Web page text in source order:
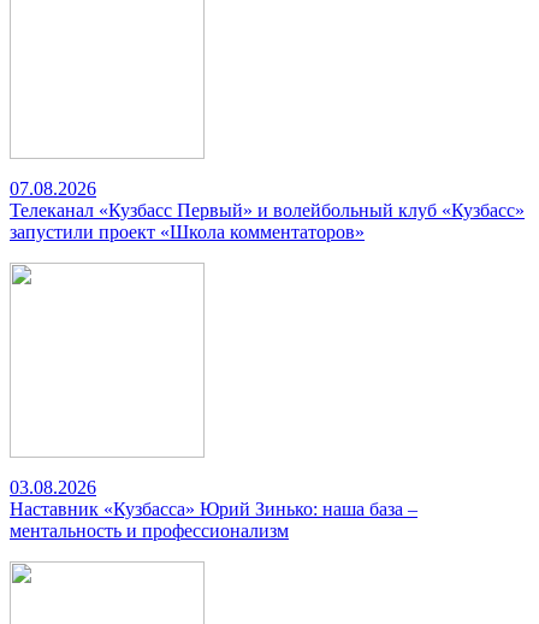
07.08.2026
Телеканал «Кузбасс Первый» и волейбольный клуб «Кузбасс»
запустили проект «Школа комментаторов»
03.08.2026
Наставник «Кузбасса» Юрий Зинько: наша база –
ментальность и профессионализм